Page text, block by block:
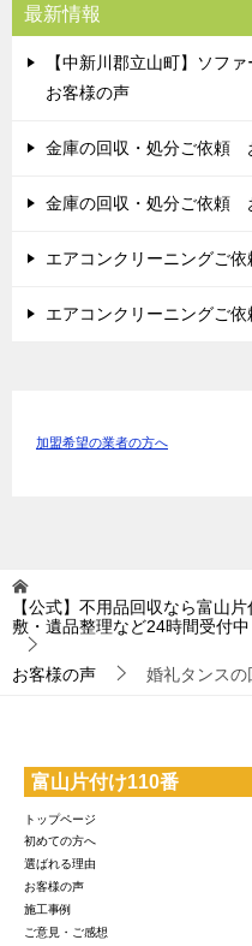
最新情報
【中新川郡立山町】ソフ
お客様の声
金庫の回収・処分ご依頼
金庫の回収・処分ご依頼
エアコンクリーニングご
エアコンクリーニングご
加盟希望の業者の方へ
【公式】不用品回収なら富山
敷・遺品整理など24時間受付中
お客様の声 婚礼タンス
富山片付け110番
トップページ
初めての方へ
選ばれる理由
お客様の声
施工事例
ご意見・ご感想